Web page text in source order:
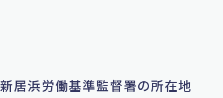
新居浜労働基準監督署の所在地